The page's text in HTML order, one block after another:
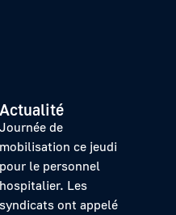
Actualité
Journée de
mobilisation ce jeudi
pour le personnel
hospitalier. Les
syndicats ont appelé